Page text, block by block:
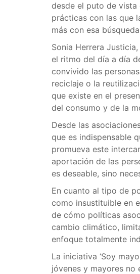
desde el puto de vista
prácticas con las que
más con esa
Sonia Herrera
el ritmo del día a día
convivido las
reciclaje o la
que existe en el
del consumo y de la
Desde las
que es indispensable
promueva este
aportación de las
es deseable, sino
En cuanto al tipo de
como insustituible en
de cómo políticas
cambio climático,
enfoque totalmente
La iniciativa ‘Soy
jóvenes y mayores no